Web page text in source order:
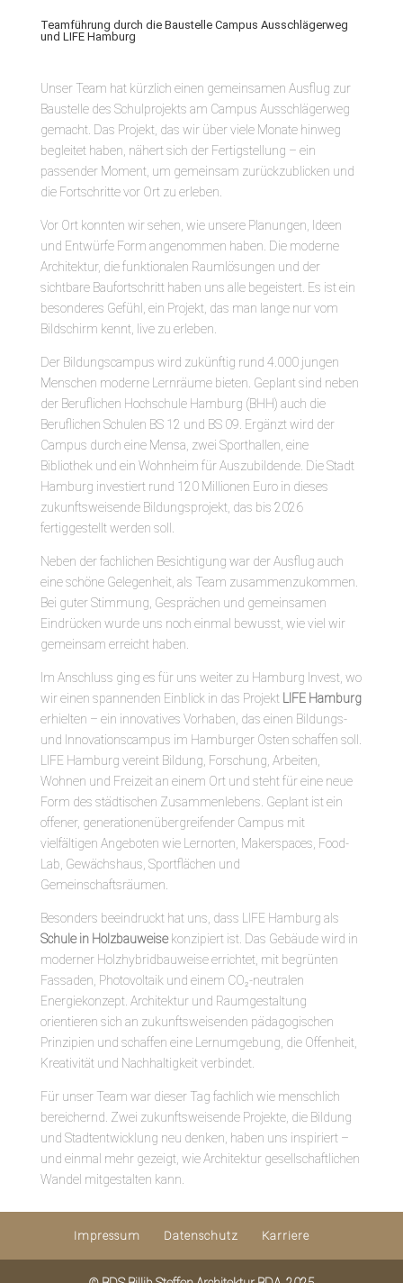
Teamführung durch die Baustelle Campus Ausschlägerweg
und LIFE Hamburg
Unser Team hat kürzlich einen gemeinsamen Ausflug zur
Baustelle des Schulprojekts am Campus Ausschlägerweg
gemacht. Das Projekt, das wir über viele Monate hinweg
begleitet haben, nähert sich der Fertigstellung – ein
passender Moment, um gemeinsam zurückzublicken und
die Fortschritte vor Ort zu erleben.
Vor Ort konnten wir sehen, wie unsere Planungen, Ideen
und Entwürfe Form angenommen haben. Die moderne
Architektur, die funktionalen Raumlösungen und der
sichtbare Baufortschritt haben uns alle begeistert. Es ist ein
besonderes Gefühl, ein Projekt, das man lange nur vom
Bildschirm kennt, live zu erleben.
Der Bildungscampus wird zukünftig rund 4.000 jungen
Menschen moderne Lernräume bieten. Geplant sind neben
der Beruflichen Hochschule Hamburg (BHH) auch die
Beruflichen Schulen BS 12 und BS 09. Ergänzt wird der
Campus durch eine Mensa, zwei Sporthallen, eine
Bibliothek und ein Wohnheim für Auszubildende. Die Stadt
Hamburg investiert rund 120 Millionen Euro in dieses
zukunftsweisende Bildungsprojekt, das bis 2026
fertiggestellt werden soll.
Neben der fachlichen Besichtigung war der Ausflug auch
eine schöne Gelegenheit, als Team zusammenzukommen.
Bei guter Stimmung, Gesprächen und gemeinsamen
Eindrücken wurde uns noch einmal bewusst, wie viel wir
gemeinsam erreicht haben.
Im Anschluss ging es für uns weiter zu Hamburg Invest, wo
wir einen spannenden Einblick in das Projekt LIFE Hamburg
erhielten – ein innovatives Vorhaben, das einen Bildungs-
und Innovationscampus im Hamburger Osten schaffen soll.
LIFE Hamburg vereint Bildung, Forschung, Arbeiten,
Wohnen und Freizeit an einem Ort und steht für eine neue
Form des städtischen Zusammenlebens. Geplant ist ein
offener, generationenübergreifender Campus mit
vielfältigen Angeboten wie Lernorten, Makerspaces, Food-
Lab, Gewächshaus, Sportflächen und
Gemeinschaftsräumen.
Besonders beeindruckt hat uns, dass LIFE Hamburg als
Schule in Holzbauweisekonzipiert ist. Das Gebäude wird in
moderner Holzhybridbauweise errichtet, mit begrünten
Fassaden, Photovoltaik und einem CO₂-neutralen
Energiekonzept. Architektur und Raumgestaltung
orientieren sich an zukunftsweisenden pädagogischen
Prinzipien und schaffen eine Lernumgebung, die Offenheit,
Kreativität und Nachhaltigkeit verbindet.
Für unser Team war dieser Tag fachlich wie menschlich
bereichernd. Zwei zukunftsweisende Projekte, die Bildung
und Stadtentwicklung neu denken, haben uns inspiriert –
und einmal mehr gezeigt, wie Architektur gesellschaftlichen
Wandel mitgestalten kann.
Impressum Datenschutz Karriere